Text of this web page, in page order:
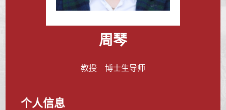
周琴
教授 博士生导师
个人信息